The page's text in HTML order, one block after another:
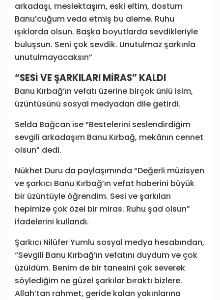
arkadaşı, meslektaşım, eski eltim, dostum
Banu’cuğum veda etmiş bu aleme. Ruhu
ışıklarda olsun. Başka boyutlarda sevdikleriyle
buluşsun. Seni çok sevdik. Unutulmaz şarkınla
unutulmayacaksın”
“SESİ VE ŞARKILARI MİRAS” KALDI
Banu Kırbağ’ın vefatı üzerine birçok ünlü isim,
üzüntüsünü sosyal medyadan dile getirdi.
Selda Bağcan ise “Bestelerini seslendirdiğim
sevgili arkadaşım Banu Kırbağ, mekânın cennet
olsun” dedi.
Nükhet Duru da paylaşımında “Değerli müzisyen
ve şarkıcı Banu Kırbağ’ın vefat haberini büyük
bir üzüntüyle öğrendim. Sesi ve şarkıları
hepimize çok özel bir miras. Ruhu şad olsun”
ifadelerini kullandı.
Şarkıcı Nilüfer Yumlu sosyal medya hesabından,
“Sevgili Banu Kırbağ’ın vefatını duydum ve çok
üzüldüm. Benim de bir tanesini çok severek
söylediğim ne güzel şarkılar bıraktı bizlere.
Allah’tan rahmet, geride kalan yakınlarına